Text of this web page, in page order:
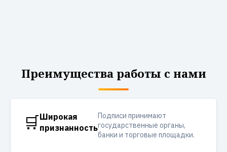
Преимущества работы с нами
🛒Широкая
признанность
Подписи принимают
государственные органы,
банки и торговые площадки.